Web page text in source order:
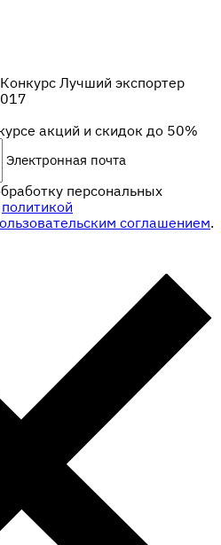
Конкурс Лучший экспортер
акций и скидок до 50%
Электронная почта
персональных
политикой
соглашением.